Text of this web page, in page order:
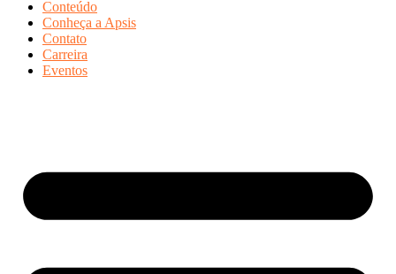
Conteúdo
Conheça a Apsis
Contato
Carreira
Eventos